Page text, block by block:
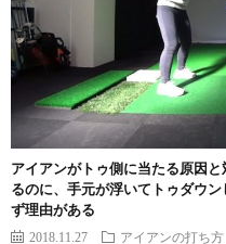
アイアンがトゥ側に当たる原因
るのに、手元が浮いてトゥダウ
ず理由がある
2018.11.27 アイアンの打ち方